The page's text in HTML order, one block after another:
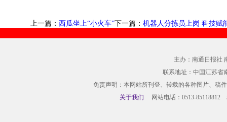
上一篇： 西瓜坐上“小火车”下一篇： 机器人分拣员上岗 科技赋
主办：南通日报社
联系地址：中国江苏省
免责声明：本网站所刊登、转载的各种图片、稿
关于我们 网站电话：0513-85118812